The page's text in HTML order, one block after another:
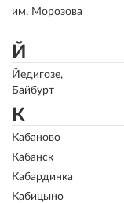
им. Морозова
Й
Йедигозе,
Байбурт
К
Кабаново
Кабанск
Кабардинка
Кабицыно